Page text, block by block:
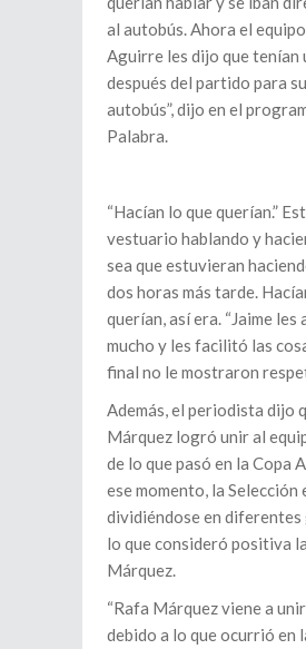
al autobús. Ahora el
Aguirre les dijo que tenían
después del partido para
autobús”, dijo en el
Palabra.
“Hacían lo que querían.”
vestuario hablando y
sea que estuvieran
dos horas más tarde.
querían, así era. “Jaime les
mucho y les facilitó las
final no le mostraron
Además, el periodista dijo
Márquez logró unir al
de lo que pasó en la Copa
ese momento, la Selección
dividiéndose en diferentes
lo que consideró positiva
Márquez.
“Rafa Márquez viene a
debido a lo que ocurrió en